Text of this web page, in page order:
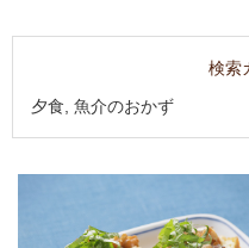
検索
夕食, 魚介のおかず